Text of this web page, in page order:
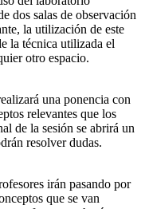
dos salas de observación
la utilización de este
la técnica utilizada el
otro espacio.
una ponencia con
relevantes que los
de la sesión se abrirá un
resolver dudas.
irán pasando por
que se van